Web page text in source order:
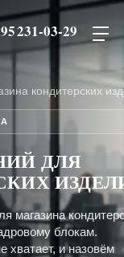
231-03-29
кондитерских
ДЛЯ
магазина
блокам.
хватает, и назовём